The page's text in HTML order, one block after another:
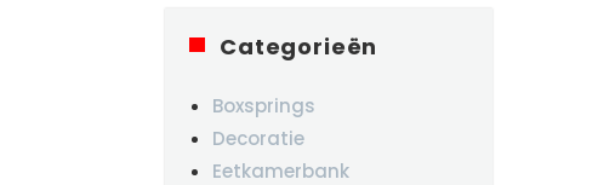
Categorieën
Boxsprings
Decoratie
Eetkamerbank